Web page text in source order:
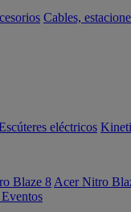
Cables,
eléctricos
Blaze 8 Acer Nitro
Eventos